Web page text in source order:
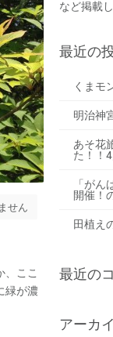
せん
、ここ
緑が濃
など掲載
最近の
くまモ
明治神
あそ花
た！！
「がん
開催！
田植え
最近の
アーカ